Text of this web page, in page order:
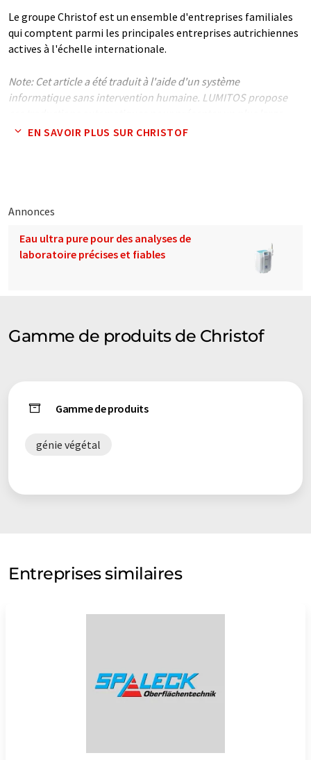
Le groupe Christof est un ensemble d'entreprises familiales
qui comptent parmi les principales entreprises autrichiennes
actives à l'échelle internationale.
Note: Cet article a été traduit à l'aide d'un système
informatique sans intervention humaine. LUMITOS propose
éventail de présentations d'entreprise. Comme cet article a été
EN SAVOIR PLUS SUR CHRISTOF
Annonces
Eau ultra pure pour des analyses de
laboratoire précises et fiables
Gamme de produits de Christof
Gamme de produits
génie végétal
Entreprises similaires